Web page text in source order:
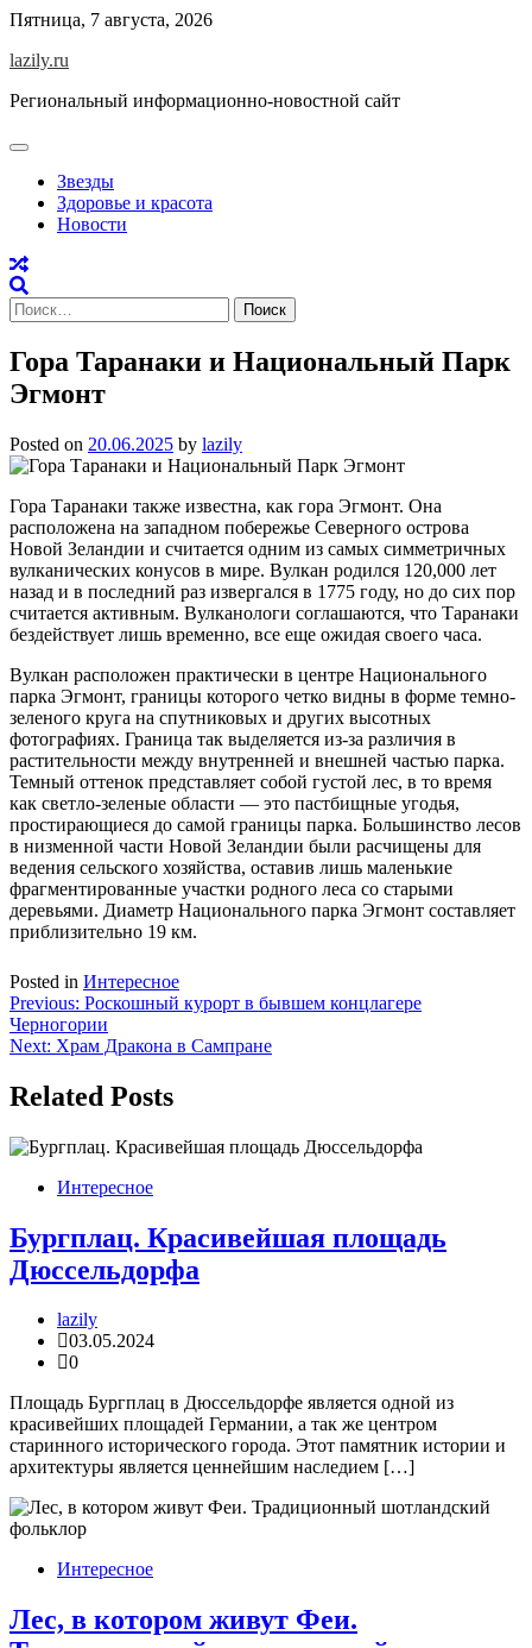
Skip
content
Пятница, 7 августа, 2026
lazily.ru
Региональный информационно-новостной сайт
Звезды
Здоровье и красота
Новости
Найти:
Гора Таранаки и Национальный Парк
Эгмонт
Posted on 20.06.2025 by lazily
Гора Таранаки также известна, как гора Эгмонт. Она
расположена на западном побережье Северного острова
Новой Зеландии и считается одним из самых симметричных
вулканических конусов в мире. Вулкан родился 120,000 лет
назад и в последний раз извергался в 1775 году, но до сих пор
считается активным. Вулканологи соглашаются, что Таранаки
бездействует лишь временно, все еще ожидая своего часа.
Вулкан расположен практически в центре Национального
парка Эгмонт, границы которого четко видны в форме темно-
зеленого круга на спутниковых и других высотных
фотографиях. Граница так выделяется из-за различия в
растительности между внутренней и внешней частью парка.
Темный оттенок представляет собой густой лес, в то время
как светло-зеленые области — это пастбищные угодья,
простирающиеся до самой границы парка. Большинство лесов
в низменной части Новой Зеландии были расчищены для
ведения сельского хозяйства, оставив лишь маленькие
фрагментированные участки родного леса со старыми
деревьями. Диаметр Национального парка Эгмонт составляет
приблизительно 19 км.
Posted in Интересное
Навигация
по
Previous: Роскошный курорт в бывшем концлагере
Черногории
Next: Храм Дракона в Сампране
Related Posts
Интересное
Бургплац. Красивейшая площадь
Дюссельдорфа
lazily
03.05.2024
0
Площадь Бургплац в Дюссельдорфе является одной из
красивейших площадей Германии, а так же центром
старинного исторического города. Этот памятник истории и
архитектуры является ценнейшим наследием […]
Интересное
Лес, в котором живут Феи.